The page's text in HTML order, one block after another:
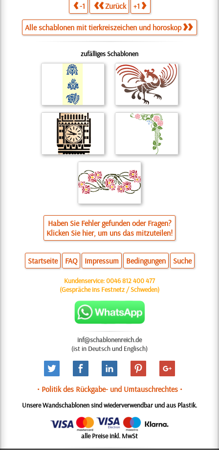
-1 Zurück +1
Alle schablonen mit tierkreiszeichen und horoskop
zufälliges Schablonen
Haben Sie Fehler gefunden oder Fragen?
Klicken Sie hier, um uns das mitzuteilen!
Startseite FAQ Impressum Bedingungen Suche
Kundenservice:0046 812 400 477
(Gespräche ins Festnetz / Schweden)
inf@schablonenreich.de
(ist in Deutsch und Englisch)
• Politik des Rückgabe- und Umtauschrechtes •
Unsere Wandschablonen sind wiederverwendbar und aus Plastik.
alle Preise inkl. MwSt